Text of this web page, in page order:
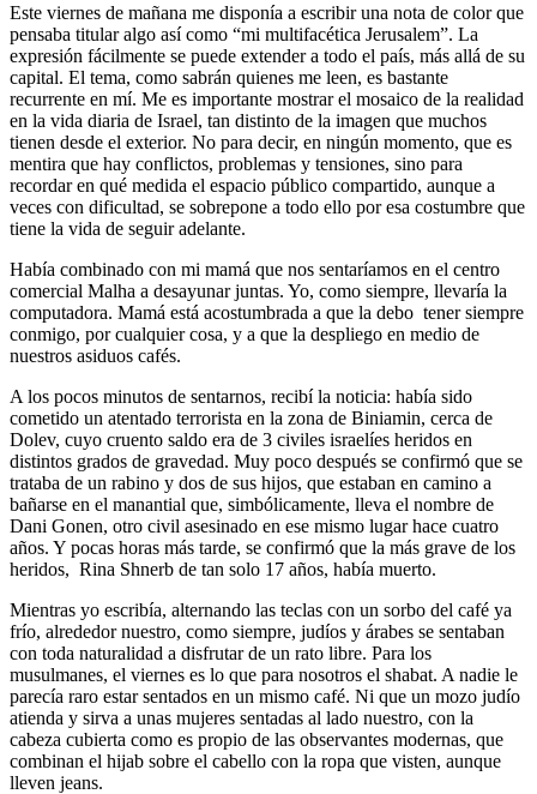
Este viernes de mañana me disponía a escribir una nota de color que
pensaba titular algo así como “mi multifacética Jerusalem”. La
expresión fácilmente se puede extender a todo el país, más allá de su
capital. El tema, como sabrán quienes me leen, es bastante
recurrente en mí. Me es importante mostrar el mosaico de la realidad
en la vida diaria de Israel, tan distinto de la imagen que muchos
tienen desde el exterior. No para decir, en ningún momento, que es
mentira que hay conflictos, problemas y tensiones, sino para
recordar en qué medida el espacio público compartido, aunque a
veces con dificultad, se sobrepone a todo ello por esa costumbre que
tiene la vida de seguir adelante.
Había combinado con mi mamá que nos sentaríamos en el centro
comercial Malha a desayunar juntas. Yo, como siempre, llevaría la
computadora. Mamá está acostumbrada a que la debo tener siempre
conmigo, por cualquier cosa, y a que la despliego en medio de
nuestros asiduos cafés.
A los pocos minutos de sentarnos, recibí la noticia: había sido
cometido un atentado terrorista en la zona de Biniamin, cerca de
Dolev, cuyo cruento saldo era de 3 civiles israelíes heridos en
distintos grados de gravedad. Muy poco después se confirmó que se
trataba de un rabino y dos de sus hijos, que estaban en camino a
bañarse en el manantial que, simbólicamente, lleva el nombre de
Dani Gonen, otro civil asesinado en ese mismo lugar hace cuatro
años. Y pocas horas más tarde, se confirmó que la más grave de los
heridos, Rina Shnerb de tan solo 17 años, había muerto.
Mientras yo escribía, alternando las teclas con un sorbo del café ya
frío, alrededor nuestro, como siempre, judíos y árabes se sentaban
con toda naturalidad a disfrutar de un rato libre. Para los
musulmanes, el viernes es lo que para nosotros el shabat. A nadie le
parecía raro estar sentados en un mismo café. Ni que un mozo judío
atienda y sirva a unas mujeres sentadas al lado nuestro, con la
cabeza cubierta como es propio de las observantes modernas, que
combinan el hijab sobre el cabello con la ropa que visten, aunque
lleven jeans.